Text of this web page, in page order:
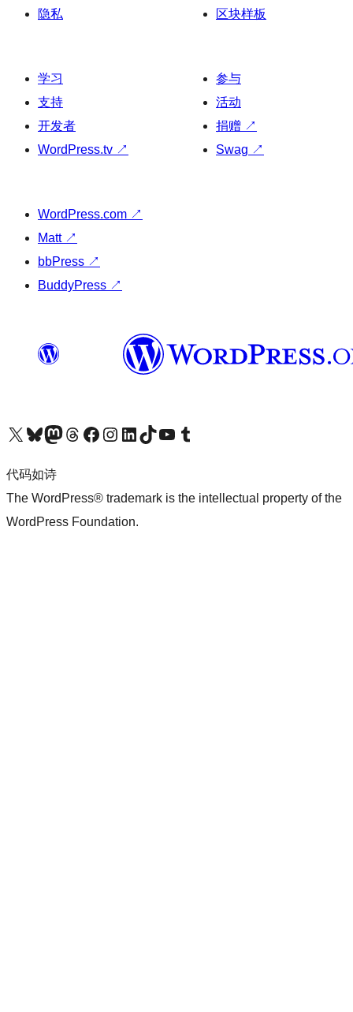
隐私
区块样板
学习
支持
开发者
WordPress.tv ↗
参与
活动
捐赠 ↗
Swag ↗
WordPress.com ↗
Matt ↗
bbPress ↗
BuddyPress ↗
关注我们的 X（原 Twitter）账号访问我们的 Bluesky 账号关注我们的 Mastodon 账号访问我们的 Threads 账号 访问我们的 Facebook 公共主页关注我们的 Instagram 账号 关注我们的 LinkedIn 主页访问我们的 TikTok 账号访问我们的 YouTube 频道 访问我们的 Tumblr 账号
代码如诗
The WordPress® trademark is the intellectual property of the
WordPress Foundation.